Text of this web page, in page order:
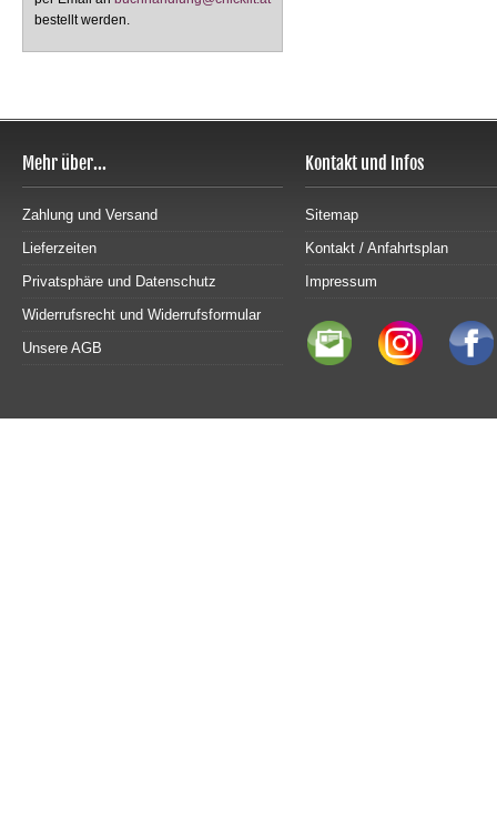
bestellt werden.
Mehr über...
Zahlung und Versand
Lieferzeiten
Privatsphäre und Datenschutz
Widerrufsrecht und Widerrufsformular
Unsere AGB
Kontakt und Infos
Sitemap
Kontakt / Anfahrtsplan
Impressum